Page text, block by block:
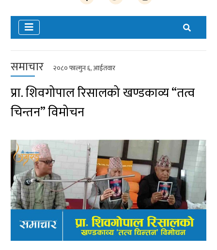
समाचार २०८० फाल्गुन ६, आईतवार
प्रा. शिवगोपाल रिसालको खण्डकाव्य “तत्व
चिन्तन” विमोचन